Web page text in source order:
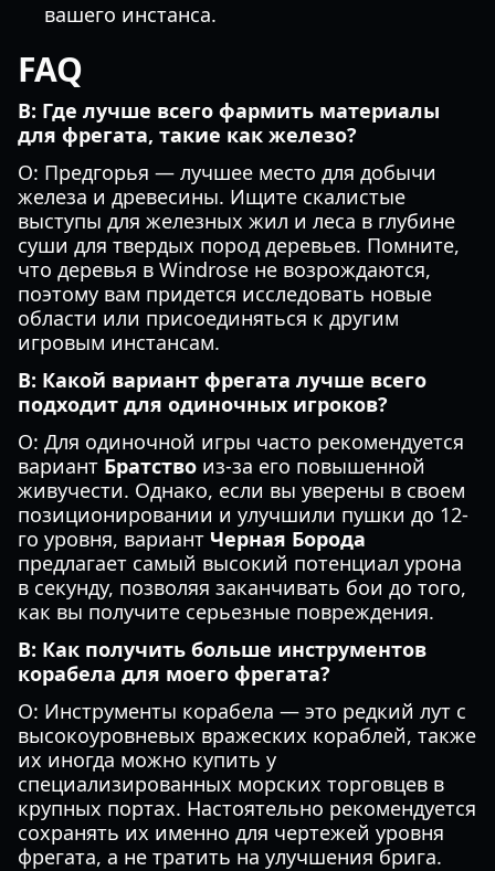
вашего инстанса.
FAQ
В: Где лучше всего фармить материалы
для фрегата, такие как железо?
О: Предгорья — лучшее место для добычи
железа и древесины. Ищите скалистые
выступы для железных жил и леса в глубине
суши для твердых пород деревьев. Помните,
что деревья в Windrose не возрождаются,
поэтому вам придется исследовать новые
области или присоединяться к другим
игровым инстансам.
В: Какой вариант фрегата лучше всего
подходит для одиночных игроков?
О: Для одиночной игры часто рекомендуется
вариант Братство из-за его повышенной
живучести. Однако, если вы уверены в своем
позиционировании и улучшили пушки до 12-
го уровня, вариант Черная Борода
предлагает самый высокий потенциал урона
в секунду, позволяя заканчивать бои до того,
как вы получите серьезные повреждения.
В: Как получить больше инструментов
корабела для моего фрегата?
О: Инструменты корабела — это редкий лут с
высокоуровневых вражеских кораблей, также
их иногда можно купить у
специализированных морских торговцев в
крупных портах. Настоятельно рекомендуется
сохранять их именно для чертежей уровня
фрегата, а не тратить на улучшения брига.